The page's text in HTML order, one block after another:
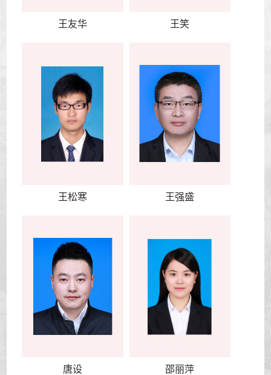
王友华 王笑
王松寒 王强盛
唐设 邵丽萍